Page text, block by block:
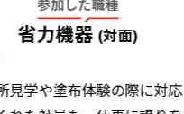
省力機器 (対面)
見学や塗布体験の際に対応